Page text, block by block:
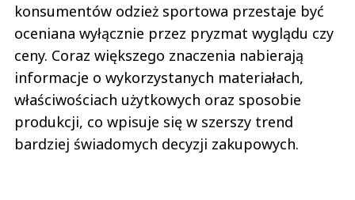
konsumentów odzież sportowa przestaje być
oceniana wyłącznie przez pryzmat wyglądu czy
ceny. Coraz większego znaczenia nabierają
informacje o wykorzystanych materiałach,
właściwościach użytkowych oraz sposobie
produkcji, co wpisuje się w szerszy trend
bardziej świadomych decyzji zakupowych.